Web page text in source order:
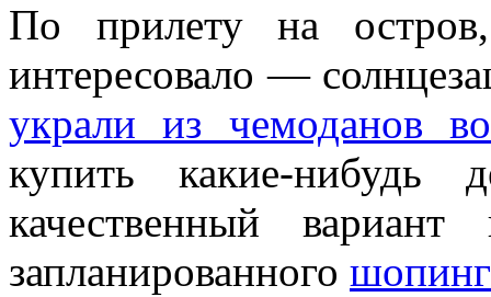
По прилету на
интересовало —
украли из чемоданов
купить какие-
качественный
запланированного